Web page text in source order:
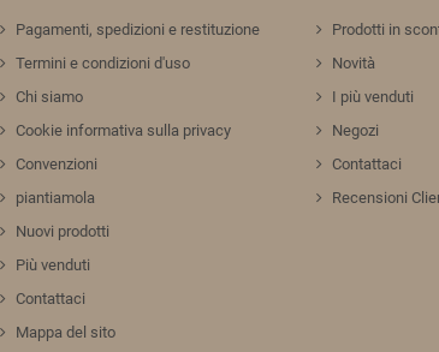
Pagamenti, spedizioni e restituzione
Termini e condizioni d'uso
Chi siamo
Cookie informativa sulla privacy
Convenzioni
piantiamola
Nuovi prodotti
Più venduti
Contattaci
Mappa del sito
Prodotti in
Novità
I più venduti
Negozi
Contattaci
Recensioni